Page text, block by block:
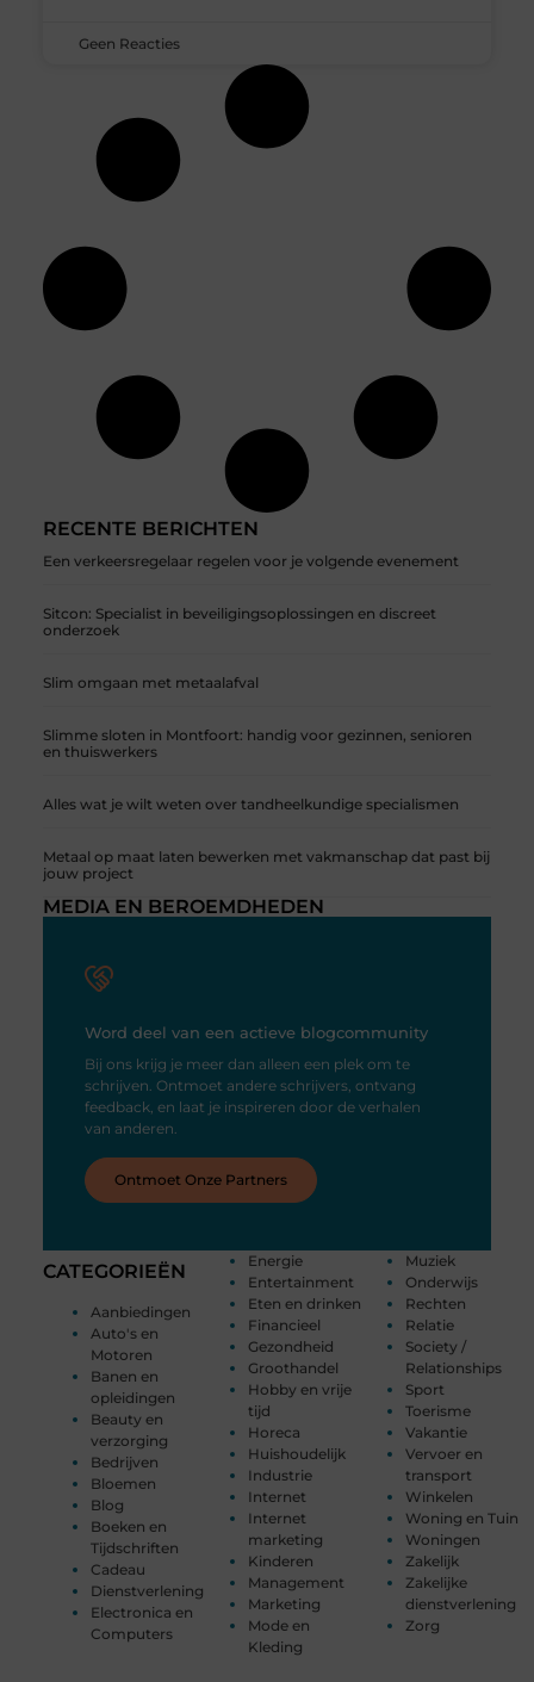
RECENTE BERICHTEN
Een verkeersregelaar regelen voor je volgende evenement
Sitcon: Specialist in beveiligingsoplossingen en discreet
onderzoek
Slim omgaan met metaalafval
Slimme sloten in Montfoort: handig voor gezinnen, senioren
en thuiswerkers
Alles wat je wilt weten over tandheelkundige specialismen
Metaal op maat laten bewerken met vakmanschap dat past bij
jouw project
CATEGORIEËN
Aanbiedingen
Auto's en
Motoren
Banen en
opleidingen
Beauty en
verzorging
Bedrijven
Bloemen
Blog
Boeken en
Tijdschriften
Cadeau
Dienstverlening
Electronica en
Computers
Energie
Entertainment
Eten en drinken
Financieel
Gezondheid
Groothandel
Hobby en vrije
tijd
Horeca
Huishoudelijk
Industrie
Internet
Internet
marketing
Kinderen
Management
Marketing
Mode en
Kleding
Muziek
Onderwijs
Rechten
Relatie
Society /
Relationships
Sport
Toerisme
Vakantie
Vervoer en
transport
Winkelen
Woning en Tuin
Woningen
Zakelijk
Zakelijke
dienstverlening
Zorg
MEDIA EN BEROEMDHEDEN
Word deel van een actieve blogcommunity
Bij ons krijg je meer dan alleen een plek om te
schrijven. Ontmoet andere schrijvers, ontvang
feedback, en laat je inspireren door de verhalen
van anderen.
Ontmoet Onze Partners
Geen Reacties